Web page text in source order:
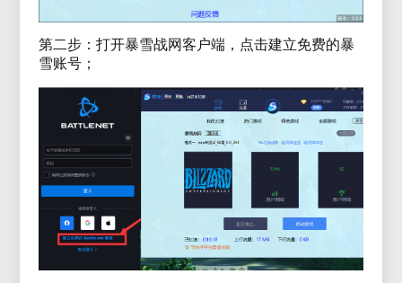
第二步：打开暴雪战网客户端，点击建立免费的暴
雪账号；